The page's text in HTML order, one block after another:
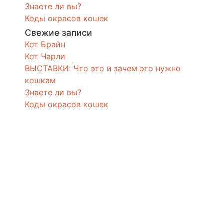
Знаете ли вы?
Коды окрасов кошек
Свежие записи
Кот Брайн
Кот Чарли
ВЫСТАВКИ: Что это и зачем это нужно
кошкам
Знаете ли вы?
Коды окрасов кошек